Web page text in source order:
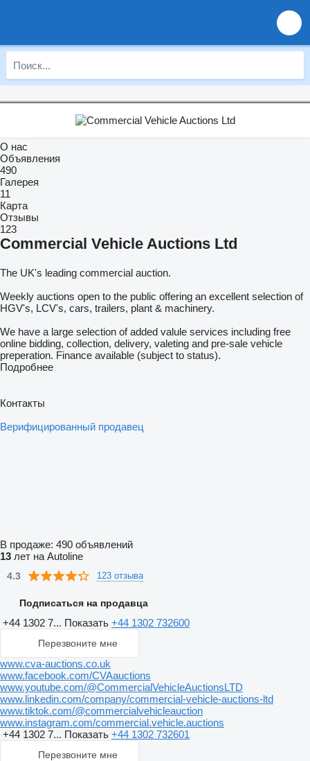
О нас
Объявления
490
Галерея
11
Карта
Отзывы
123
Commercial Vehicle Auctions Ltd
The UK's leading commercial auction.
Weekly auctions open to the public offering an excellent selection of
HGV's, LCV's, cars, trailers, plant & machinery.
We have a large selection of added valule services including free
online bidding, collection, delivery, valeting and pre-sale vehicle
preperation. Finance available (subject to status).
Подробнее
Контакты
Верифицированный продавец
В продаже: 490 объявлений
13 лет на Autoline
4.3 123 отзыва
Подписаться на продавца
+44 1302 7... Показать +44 1302 732600
Перезвоните мне
www.cva-auctions.co.uk
www.facebook.com/CVAauctions
www.youtube.com/@CommercialVehicleAuctionsLTD
www.linkedin.com/company/commercial-vehicle-auctions-ltd
www.tiktok.com/@commercialvehicleauction
www.instagram.com/commercial.vehicle.auctions
+44 1302 7... Показать +44 1302 732601
Перезвоните мне